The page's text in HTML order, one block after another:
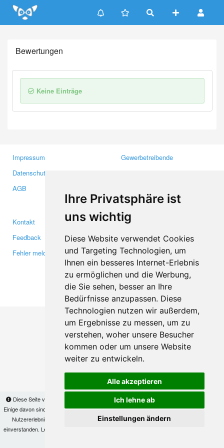
Ihre Privatsphäre ist
uns wichtig
Diese Website verwendet Cookies
und Targeting Technologien, um
Ihnen ein besseres Internet-Erlebnis
zu ermöglichen und die Werbung,
die Sie sehen, besser an Ihre
Bedürfnisse anzupassen. Diese
Technologien nutzen wir außerdem,
um Ergebnisse zu messen, um zu
verstehen, woher unsere Besucher
kommen oder um unsere Website
weiter zu entwickeln.
Alle akzeptieren
Ich lehne ab
Einstellungen ändern
Update cookies preferences
Diese Seite verwendet Cookies, um Informationen auf Ihrem Computer zu speichern.
Einige davon sind notwendig, damit unsere Seite funktioniert, andere helfen uns dabei, das
Nutzererlebnis zu verbessern. Mit der Nutzung dieser Seite erklären Sie sich damit
einverstanden. Lesen Sie unsere
Bewertungen
Keine Einträge
Impressum
Datenschutzerklärung
AGB
Gewerbetreibende
Medien
Kontakt
Feedback
Fehler melden
Facebook
Twitter
YouTube
Google+
Makis© Copyright 2026